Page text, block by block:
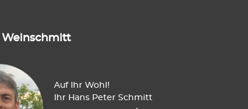
Weinschmitt
Auf Ihr Wohl!
Ihr Hans Peter Schmitt